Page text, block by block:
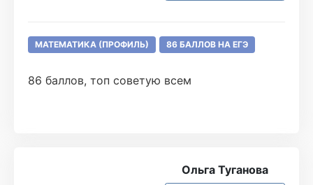
МАТЕМАТИКА (ПРОФИЛЬ) 86 БАЛЛОВ НА ЕГЭ
86 баллов, топ советую всем
Ольга Туганова